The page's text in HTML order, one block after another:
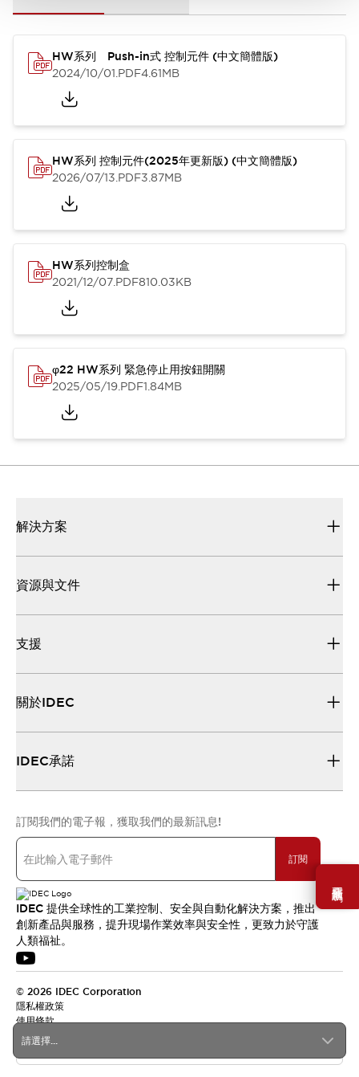
需要幫助嗎？
HW系列 Push-in式 控制元件 (中文簡體版)
2024/10/01.PDF4.61MB
HW系列 控制元件(2025年更新版) (中文簡體版)
2026/07/13.PDF3.87MB
HW系列控制盒
2021/12/07.PDF810.03KB
φ22 HW系列 緊急停止用按鈕開關
2025/05/19.PDF1.84MB
請選擇...
解決方案
資源與文件
支援
關於IDEC
IDEC承諾
訂閱我們的電子報，獲取我們的最新訊息!
訂閱
IDEC 提供全球性的工業控制、安全與自動化解決方案，推出
創新產品與服務，提升現場作業效率與安全性，更致力於守護
人類福祉。
© 2026 IDEC Corporation
隱私權政策
使用條款
台灣